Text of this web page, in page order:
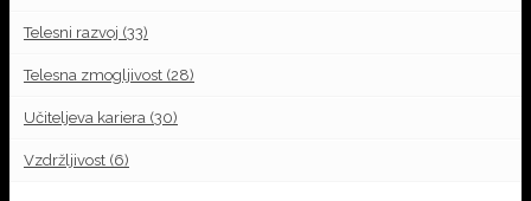
Telesni razvoj (33)
Telesna zmogljivost (28)
Učiteljeva kariera (30)
Vzdržljivost (6)